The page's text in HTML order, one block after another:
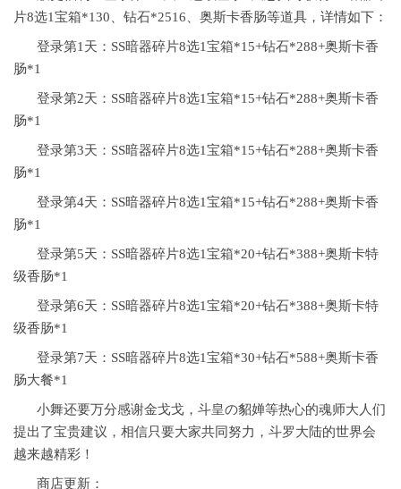
片8选1宝箱*130、钻石*2516、奥斯卡香肠等道具，详情如下：
登录第1天：SS暗器碎片8选1宝箱*15+钻石*288+奥斯卡香
肠*1
登录第2天：SS暗器碎片8选1宝箱*15+钻石*288+奥斯卡香
肠*1
登录第3天：SS暗器碎片8选1宝箱*15+钻石*288+奥斯卡香
肠*1
登录第4天：SS暗器碎片8选1宝箱*15+钻石*288+奥斯卡香
肠*1
登录第5天：SS暗器碎片8选1宝箱*20+钻石*388+奥斯卡特
级香肠*1
登录第6天：SS暗器碎片8选1宝箱*20+钻石*388+奥斯卡特
级香肠*1
登录第7天：SS暗器碎片8选1宝箱*30+钻石*588+奥斯卡香
肠大餐*1
小舞还要万分感谢金戈戈，斗皇の貂婵等热心的魂师大人们
提出了宝贵建议，相信只要大家共同努力，斗罗大陆的世界会
越来越精彩！
商店更新：